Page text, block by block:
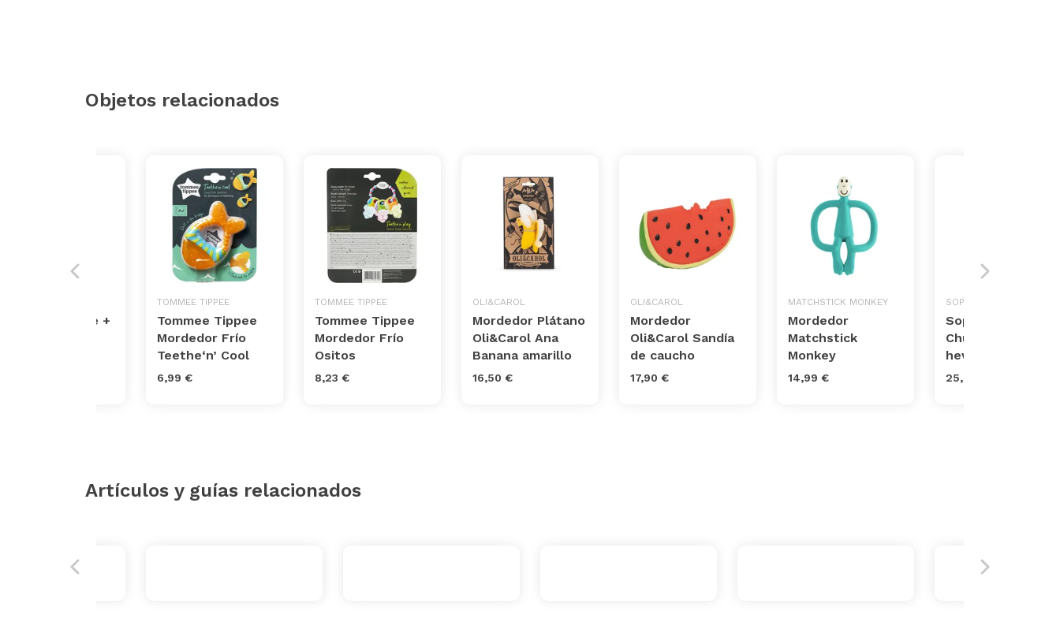
Objetos relacionados
la girafe +
TOMMEE TIPPEE
Tommee Tippee
Mordedor Frío
Teethe‘n’ Cool
6,99 €
TOMMEE TIPPEE
Tommee Tippee
Mordedor Frío
Ositos
8,23 €
OLI&CAROL
Mordedor Plátano
Oli&Carol Ana
Banana amarillo
16,50 €
OLI&CAROL
Mordedor
Oli&Carol Sandía
de caucho
17,90 €
MATCHSTICK MONKEY
Mordedor
Matchstick
Monkey
14,99 €
SOPHIE LA GIRAFE
Sophie la girafe +
Chupete 100%
hevea natural
25,50 €
Artículos y guías relacionados